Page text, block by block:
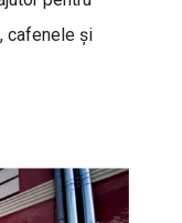
cafenele şi